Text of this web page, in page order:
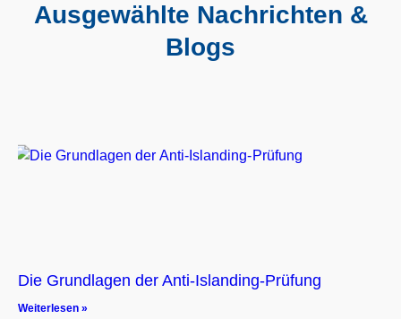
Ausgewählte Nachrichten &
Blogs
Die Grundlagen der Anti-Islanding-Prüfung
Weiterlesen »